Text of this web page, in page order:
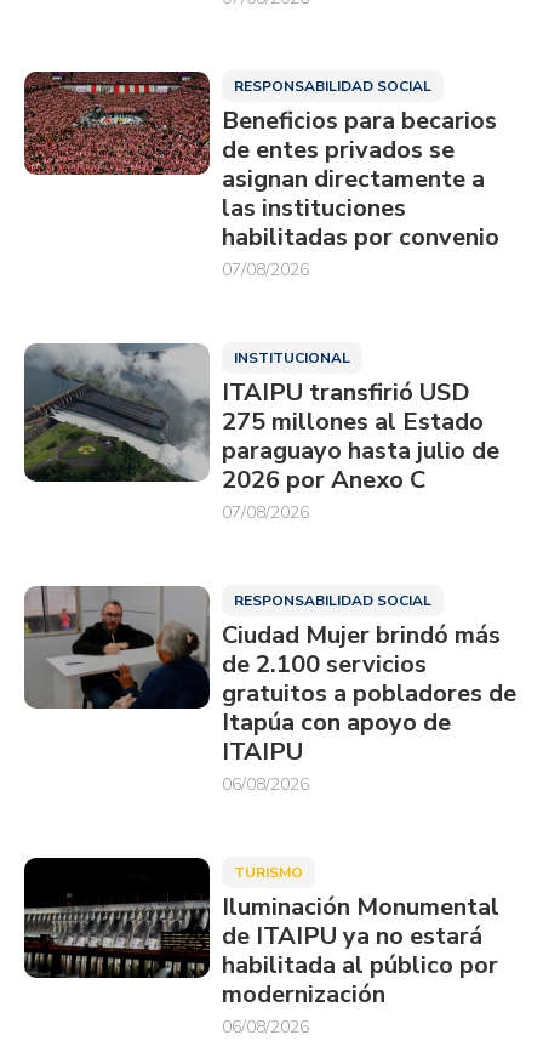
RESPONSABILIDAD SOCIAL
Beneficios para becarios
de entes privados se
asignan directamente a
las instituciones
habilitadas por convenio
07/08/2026
INSTITUCIONAL
ITAIPU transfirió USD
275 millones al Estado
paraguayo hasta julio de
2026 por Anexo C
07/08/2026
RESPONSABILIDAD SOCIAL
Ciudad Mujer brindó más
de 2.100 servicios
gratuitos a pobladores de
Itapúa con apoyo de
ITAIPU
06/08/2026
TURISMO
Iluminación Monumental
de ITAIPU ya no estará
habilitada al público por
modernización
06/08/2026